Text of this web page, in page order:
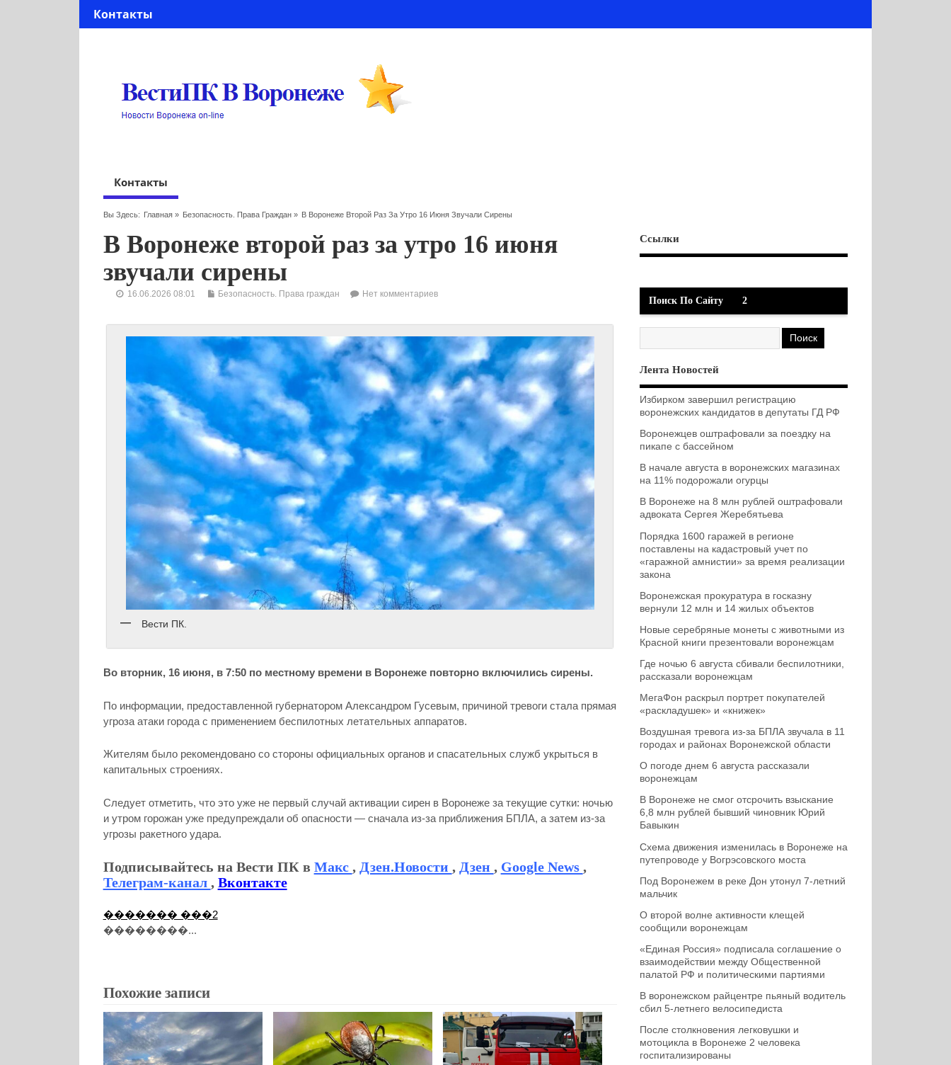
Контакты
Контакты
Вы Здесь: Главная» Безопасность. Права Граждан » В Воронеже Второй Раз За Утро 16 Июня Звучали Сирены
В Воронеже второй раз за утро 16 июня
звучали сирены
16.06.2026 08:01 Безопасность. Права граждан Нет комментариев
Вести ПК.
Во вторник, 16 июня, в 7:50 по местному времени в Воронеже повторно включились сирены.
По информации, предоставленной губернатором Александром Гусевым, причиной тревоги стала прямая
угроза атаки города с применением беспилотных летательных аппаратов.
Жителям было рекомендовано со стороны официальных органов и спасательных служб укрыться в
капитальных строениях.
Следует отметить, что это уже не первый случай активации сирен в Воронеже за текущие сутки: ночью
и утром горожан уже предупреждали об опасности — сначала из-за приближения БПЛА, а затем из-за
угрозы ракетного удара.
Подписывайтесь на Вести ПК в Макс , Дзен.Новости , Дзен , Google News ,
Телеграм-канал , Вконтакте
������� ���2
��������...
Похожие записи
Ссылки
Поиск По Сайту 2
Лента Новостей
Избирком завершил регистрацию
воронежских кандидатов в депутаты ГД РФ
Воронежцев оштрафовали за поездку на
пикапе с бассейном
В начале августа в воронежских магазинах
на 11% подорожали огурцы
В Воронеже на 8 млн рублей оштрафовали
адвоката Сергея Жеребятьева
Порядка 1600 гаражей в регионе
поставлены на кадастровый учет по
«гаражной амнистии» за время реализации
закона
Воронежская прокуратура в госказну
вернули 12 млн и 14 жилых объектов
Новые серебряные монеты с животными из
Красной книги презентовали воронежцам
Где ночью 6 августа сбивали беспилотники,
рассказали воронежцам
МегаФон раскрыл портрет покупателей
«раскладушек» и «книжек»
Воздушная тревога из-за БПЛА звучала в 11
городах и районах Воронежской области
О погоде днем 6 августа рассказали
воронежцам
В Воронеже не смог отсрочить взыскание
6,8 млн рублей бывший чиновник Юрий
Бавыкин
Схема движения изменилась в Воронеже на
путепроводе у Вогрэсовского моста
Под Воронежем в реке Дон утонул 7-летний
мальчик
О второй волне активности клещей
сообщили воронежцам
«Единая Россия» подписала соглашение о
взаимодействии между Общественной
палатой РФ и политическими партиями
В воронежском райцентре пьяный водитель
сбил 5-летнего велосипедиста
После столкновения легковушки и
мотоцикла в Воронеже 2 человека
госпитализированы